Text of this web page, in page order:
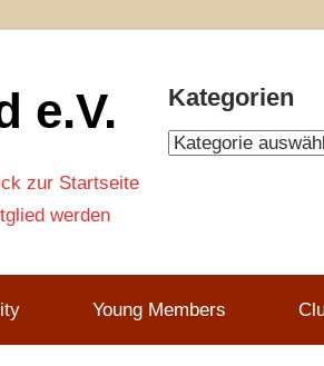
e.V. Kategorien
Kategorien
zur Startseite
werden
Young Members